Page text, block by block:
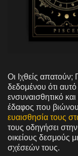
Οι Ιχθείς
δεδομένου ότι αυτό
ενσυναισθητικό
έδαφος που
ευαισθησία τους
τους οδηγήσει
οικείους δεσμούς
σχέσεών τους.